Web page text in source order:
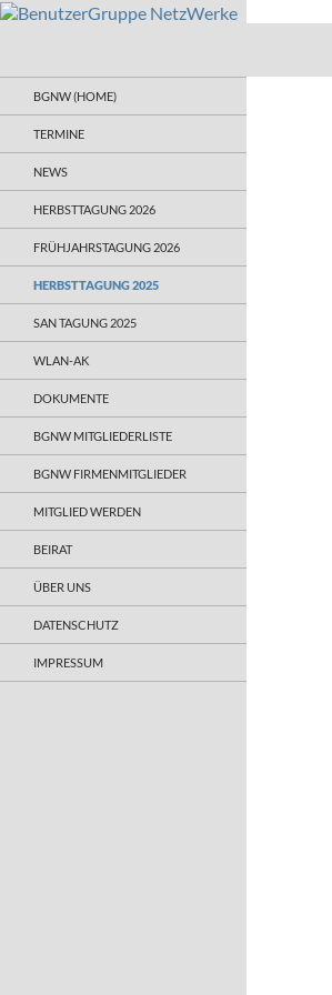
Administratoren und Anwender
BGNW (HOME)
TERMINE
NEWS
HERBSTTAGUNG 2026
FRÜHJAHRSTAGUNG 2026
HERBSTTAGUNG 2025
SAN TAGUNG 2025
WLAN-AK
DOKUMENTE
BGNW MITGLIEDERLISTE
BGNW FIRMENMITGLIEDER
MITGLIED WERDEN
BEIRAT
ÜBER UNS
DATENSCHUTZ
IMPRESSUM